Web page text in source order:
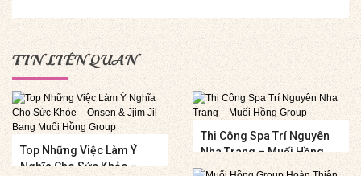
TIN LIÊN QUAN
Top Những Việc Làm Ý
Nghĩa Cho Sức Khỏe –
Thi Công Spa Trí Nguyên
Nha Trang – Muối Hồng
Group